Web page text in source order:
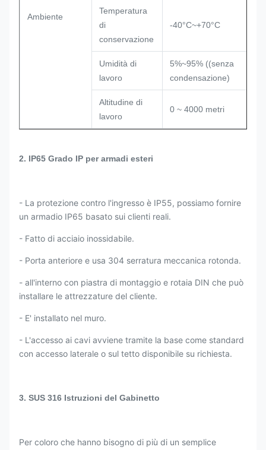
Ambiente
Temperatura
di
conservazione
-40°C~+70°C
Umidità di
lavoro
5%~95% ((senza
condensazione)
Altitudine di
lavoro
0 ~ 4000 metri
2. IP65 Grado IP per armadi esteri
- La protezione contro l'ingresso è IP55, possiamo fornire
un armadio IP65 basato sui clienti reali.
- Fatto di acciaio inossidabile.
- Porta anteriore e usa 304 serratura meccanica rotonda.
- all'interno con piastra di montaggio e rotaia DIN che può
installare le attrezzature del cliente.
- E' installato nel muro.
- L'accesso ai cavi avviene tramite la base come standard
con accesso laterale o sul tetto disponibile su richiesta.
3. SUS 316 Istruzioni del Gabinetto
Per coloro che hanno bisogno di più di un semplice